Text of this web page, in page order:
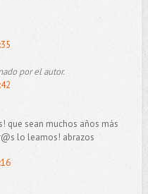
por el autor.
que sean muchos años más
lo leamos! abrazos